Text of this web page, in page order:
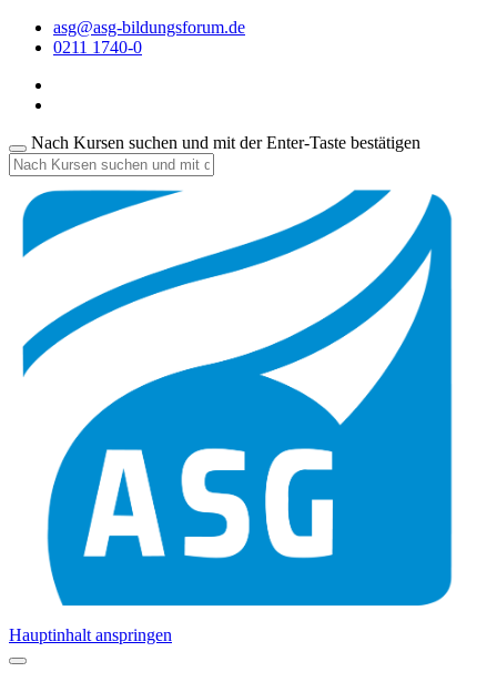
asg@asg-bildungsforum.de
0211 1740-0
Nach Kursen suchen und mit der Enter-Taste bestätigen
Hauptinhalt anspringen